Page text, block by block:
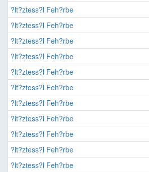
?lt?ztess?l Feh?rbe
?lt?ztess?l Feh?rbe
?lt?ztess?l Feh?rbe
?lt?ztess?l Feh?rbe
?lt?ztess?l Feh?rbe
?lt?ztess?l Feh?rbe
?lt?ztess?l Feh?rbe
?lt?ztess?l Feh?rbe
?lt?ztess?l Feh?rbe
?lt?ztess?l Feh?rbe
?lt?ztess?l Feh?rbe